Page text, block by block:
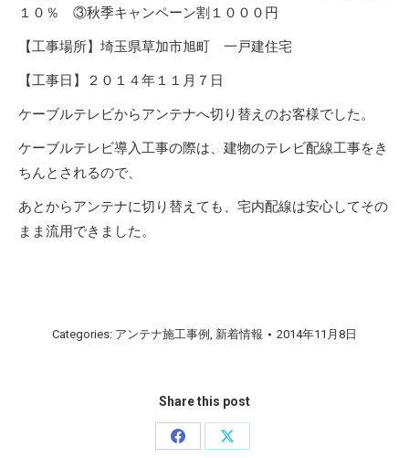
１０％ ③秋季キャンペーン割１０００円
【工事場所】埼玉県草加市旭町 一戸建住宅
【工事日】２０１４年１１月７日
ケーブルテレビからアンテナへ切り替えのお客様でした。
ケーブルテレビ導入工事の際は、建物のテレビ配線工事をき
ちんとされるので、
あとからアンテナに切り替えても、宅内配線は安心してその
まま流用できました。
Categories: アンテナ施工事例 , 新着情報 2014年11月8日
Share this post
Share
Share